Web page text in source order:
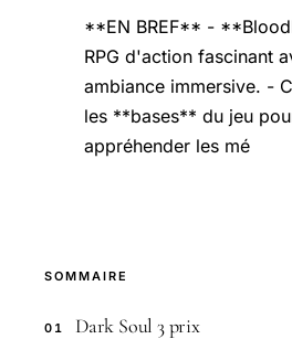
**EN BREF** -
RPG d'action fascinant
ambiance immersive. -
les **bases** du jeu
appréhender les mé
SOMMAIRE
01 Dark Soul 3 prix